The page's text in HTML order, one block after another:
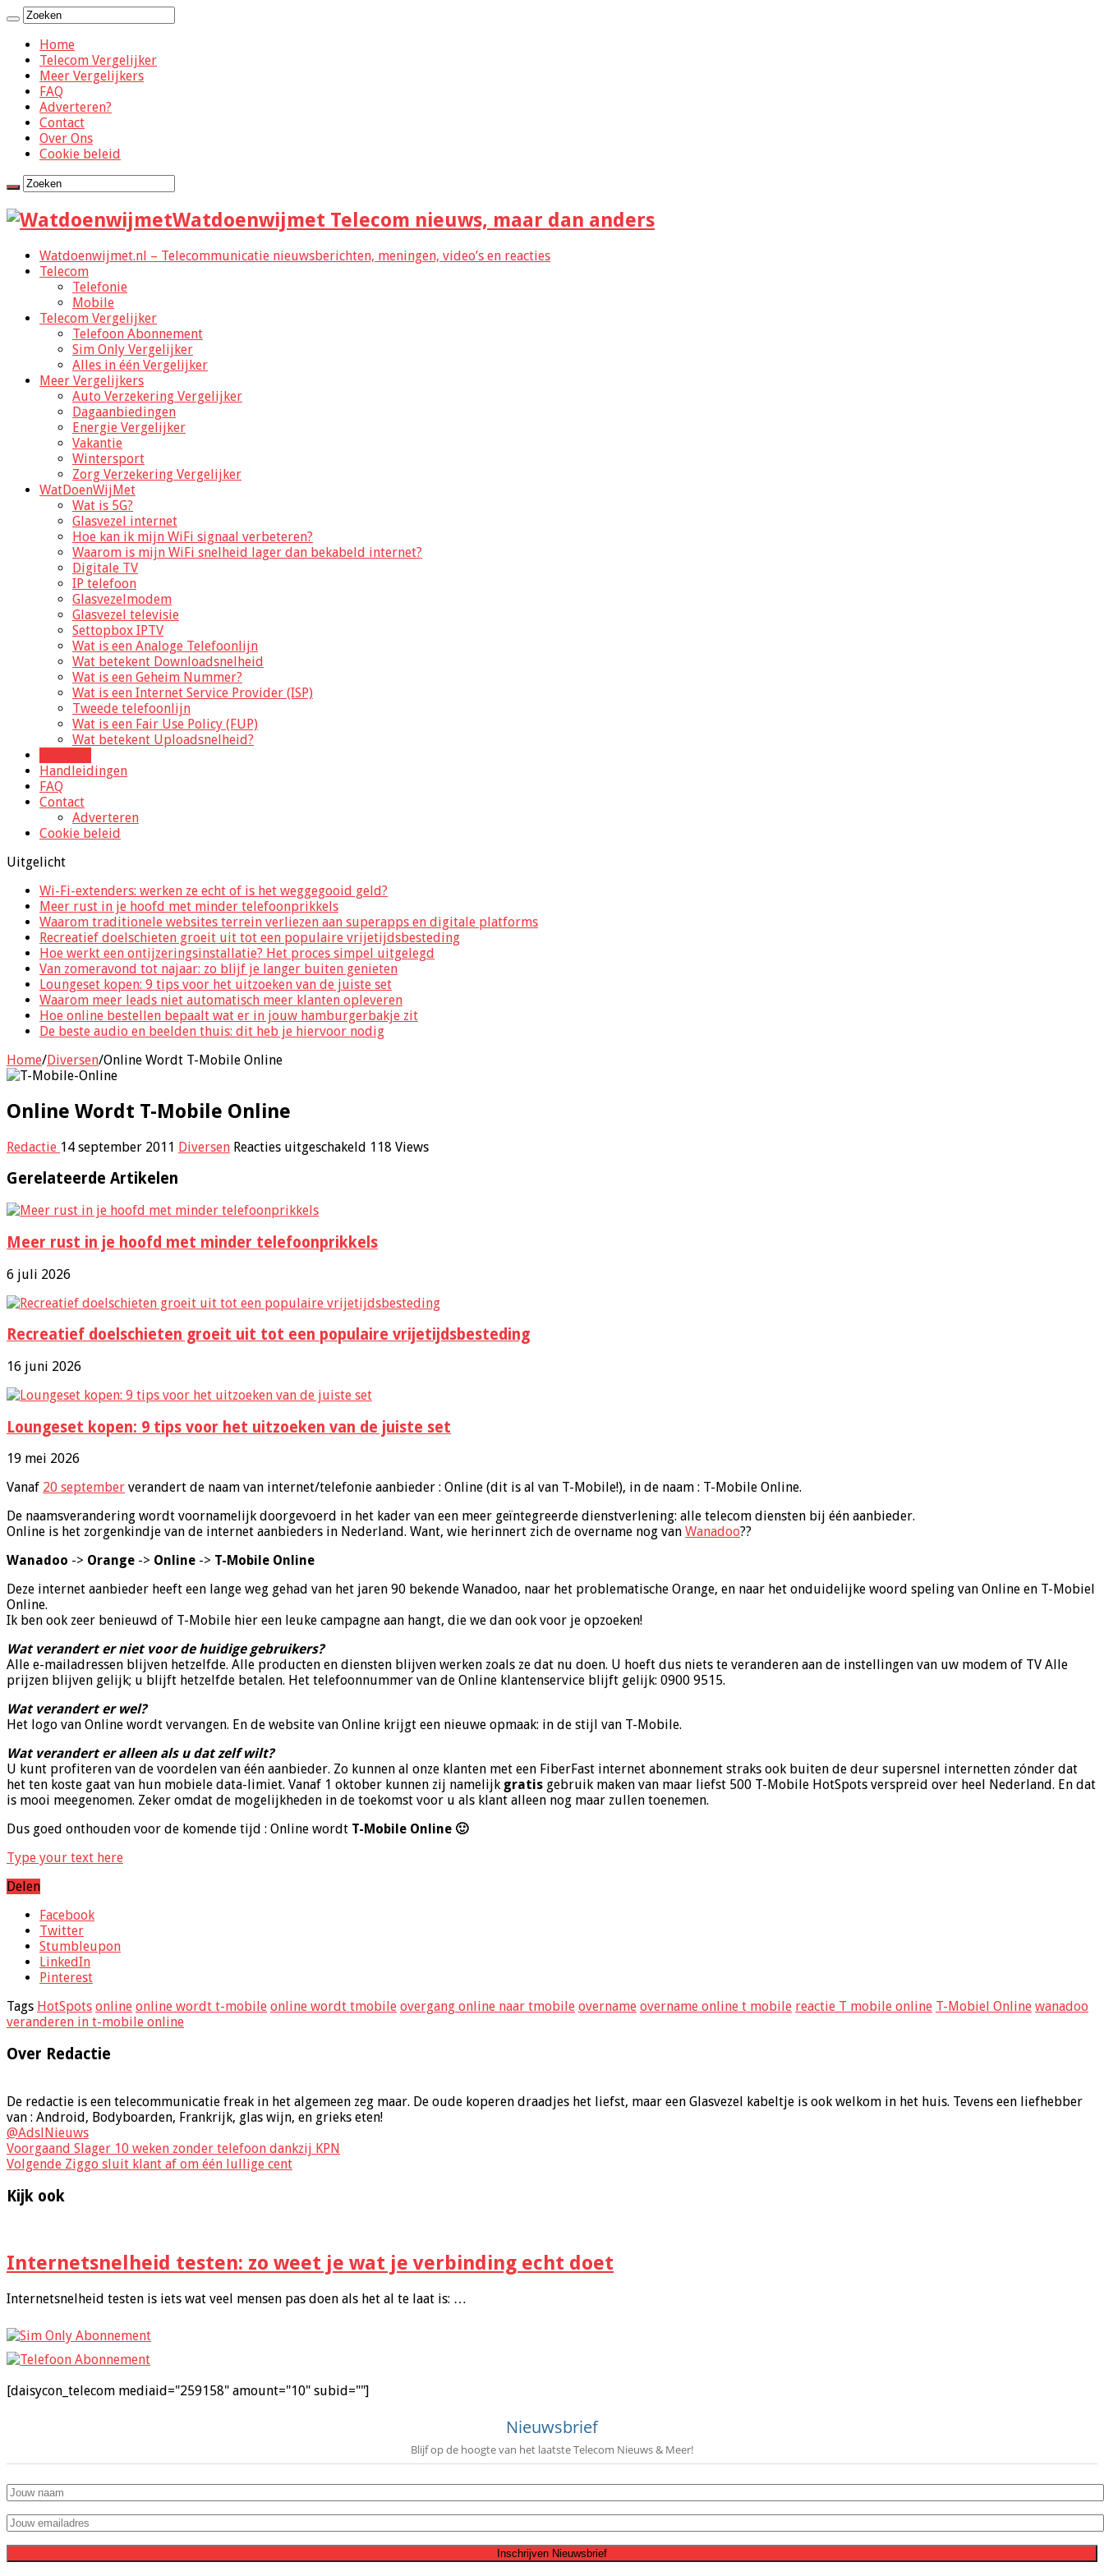
Home
Telecom Vergelijker
Meer Vergelijkers
FAQ
Adverteren?
Contact
Over Ons
Cookie beleid
Watdoenwijmet Telecom nieuws, maar dan anders
Watdoenwijmet.nl – Telecommunicatie nieuwsberichten, meningen, video’s en reacties
Telecom
Telefonie
Mobile
Telecom Vergelijker
Telefoon Abonnement
Sim Only Vergelijker
Alles in één Vergelijker
Meer Vergelijkers
Auto Verzekering Vergelijker
Dagaanbiedingen
Energie Vergelijker
Vakantie
Wintersport
Zorg Verzekering Vergelijker
WatDoenWijMet
Wat is 5G?
Glasvezel internet
Hoe kan ik mijn WiFi signaal verbeteren?
Waarom is mijn WiFi snelheid lager dan bekabeld internet?
Digitale TV
IP telefoon
Glasvezelmodem
Glasvezel televisie
Settopbox IPTV
Wat is een Analoge Telefoonlijn
Wat betekent Downloadsnelheid
Wat is een Geheim Nummer?
Wat is een Internet Service Provider (ISP)
Tweede telefoonlijn
Wat is een Fair Use Policy (FUP)
Wat betekent Uploadsnelheid?
Handleidingen
FAQ
Contact
Adverteren
Cookie beleid
Uitgelicht
Wi-Fi-extenders: werken ze echt of is het weggegooid geld?
Meer rust in je hoofd met minder telefoonprikkels
Waarom traditionele websites terrein verliezen aan superapps en digitale platforms
Recreatief doelschieten groeit uit tot een populaire vrijetijdsbesteding
Hoe werkt een ontijzeringsinstallatie? Het proces simpel uitgelegd
Van zomeravond tot najaar: zo blijf je langer buiten genieten
Loungeset kopen: 9 tips voor het uitzoeken van de juiste set
Waarom meer leads niet automatisch meer klanten opleveren
Hoe online bestellen bepaalt wat er in jouw hamburgerbakje zit
De beste audio en beelden thuis: dit heb je hiervoor nodig
Home/Diversen/Online Wordt T-Mobile Online
Online Wordt T-Mobile Online
Redactie 14 september 2011 Diversen Reacties uitgeschakeld voor
118 Views
Gerelateerde Artikelen
Meer rust in je hoofd met minder telefoonprikkels
6 juli 2026
Recreatief doelschieten groeit uit tot een populaire vrijetijdsbesteding
16 juni 2026
Loungeset kopen: 9 tips voor het uitzoeken van de juiste set
19 mei 2026
Vanaf 20 september verandert de naam van internet/telefonie aanbieder : Online (dit is al van T-Mobile!), in de naam : T-Mobile Online.
De naamsverandering wordt voornamelijk doorgevoerd in het kader van een meer geïntegreerde dienstverlening: alle telecom diensten bij één aanbieder.
Online is het zorgenkindje van de internet aanbieders in Nederland. Want, wie herinnert zich de overname nog van Wanadoo??
Wanadoo -> Orange -> Online -> T-Mobile Online
Deze internet aanbieder heeft een lange weg gehad van het jaren 90 bekende Wanadoo, naar het problematische Orange, en naar het onduidelijke woord speling van Online en T-Mobiel
Online.
Ik ben ook zeer benieuwd of T-Mobile hier een leuke campagne aan hangt, die we dan ook voor je opzoeken!
Wat verandert er niet voor de huidige gebruikers?
Alle e-mailadressen blijven hetzelfde. Alle producten en diensten blijven werken zoals ze dat nu doen. U hoeft dus niets te veranderen aan de instellingen van uw modem of TV Alle
prijzen blijven gelijk; u blijft hetzelfde betalen. Het telefoonnummer van de Online klantenservice blijft gelijk: 0900 9515.
Wat verandert er wel?
Het logo van Online wordt vervangen. En de website van Online krijgt een nieuwe opmaak: in de stijl van T-Mobile.
Wat verandert er alleen als u dat zelf wilt?
U kunt profiteren van de voordelen van één aanbieder. Zo kunnen al onze klanten met een FiberFast internet abonnement straks ook buiten de deur supersnel internetten zónder dat
het ten koste gaat van hun mobiele data-limiet. Vanaf 1 oktober kunnen zij namelijk gratis gebruik maken van maar liefst 500 T-Mobile HotSpots verspreid over heel Nederland. En dat
is mooi meegenomen. Zeker omdat de mogelijkheden in de toekomst voor u als klant alleen nog maar zullen toenemen.
Dus goed onthouden voor de komende tijd : Online wordt T-Mobile Online 🙂
Type your text here
Delen
Facebook
Twitter
Stumbleupon
LinkedIn
Pinterest
Tags HotSpots online online wordt t-mobile online wordt tmobile overgang online naar tmobile overname overname online t mobile reactie T mobile online T-Mobiel Online wanadoo
veranderen in t-mobile online
Over Redactie
De redactie is een telecommunicatie freak in het algemeen zeg maar. De oude koperen draadjes het liefst, maar een Glasvezel kabeltje is ook welkom in het huis. Tevens een liefhebber
van : Android, Bodyboarden, Frankrijk, glas wijn, en grieks eten!
@AdslNieuws
Voorgaand Slager 10 weken zonder telefoon dankzij KPN
Volgende Ziggo sluit klant af om één lullige cent
Kijk ook
Internetsnelheid testen: zo weet je wat je verbinding echt doet
Internetsnelheid testen is iets wat veel mensen pas doen als het al te laat is: …
[daisycon_telecom mediaid="259158" amount="10" subid=""]
Nieuwsbrief
Blijf op de hoogte van het laatste Telecom Nieuws & Meer!